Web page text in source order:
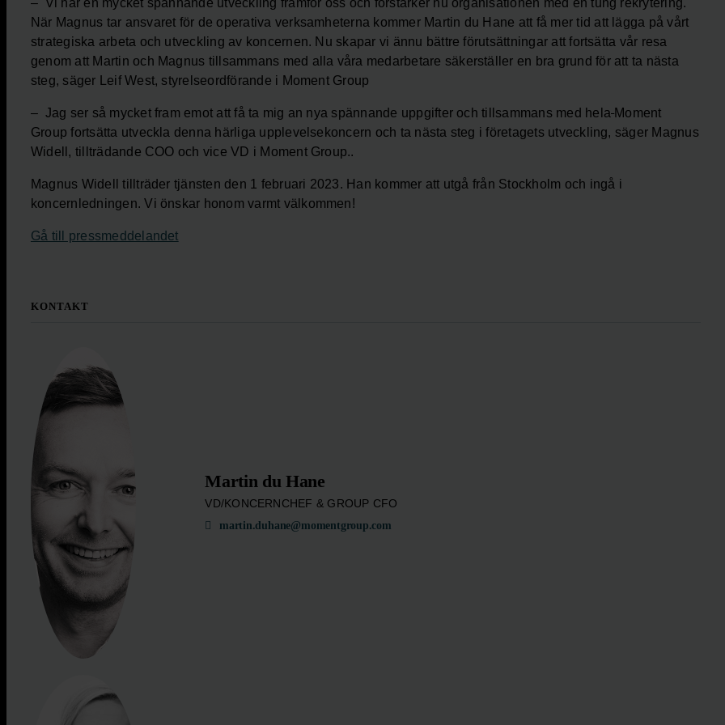
– Vi har en mycket spännande utveckling framför oss och förstärker nu organisationen med en tung rekrytering.
När Magnus tar ansvaret för de operativa verksamheterna kommer Martin du Hane att få mer tid att lägga på vårt
strategiska arbeta och utveckling av koncernen. Nu skapar vi ännu bättre förutsättningar att fortsätta vår resa
genom att Martin och Magnus tillsammans med alla våra medarbetare säkerställer en bra grund för att ta nästa
steg, säger Leif West, styrelseordförande i Moment Group
– Jag ser så mycket fram emot att få ta mig an nya spännande uppgifter och tillsammans med hela Moment
Group fortsätta utveckla denna härliga upplevelsekoncern och ta nästa steg i företagets utveckling, säger Magnus
Widell, tillträdande COO och vice VD i Moment Group..
Magnus Widell tillträder tjänsten den 1 februari 2023. Han kommer att utgå från Stockholm och ingå i
koncernledningen. Vi önskar honom varmt välkommen!
Gå till pressmeddelandet
KONTAKT
Martin du Hane
VD/KONCERNCHEF & GROUP CFO
martin.duhane@momentgroup.com